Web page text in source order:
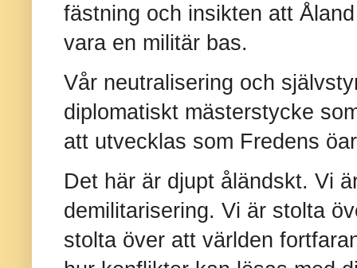
fästning och insikten att
vara en militär bas.
Vår neutralisering och
diplomatiskt mästerstycke
att utvecklas som Fredens
Det här är djupt åländskt. Vi
demilitarisering. Vi är stolta
stolta över att världen